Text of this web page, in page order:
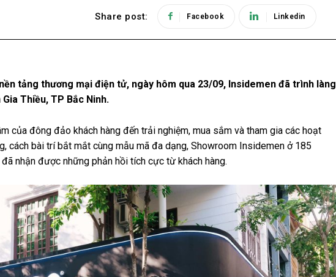
Share post: Facebook Linkedin
tảng thương mại điện tử, ngày hôm qua 23/09, Insidemen đã trình làng
Thiều, TP Bắc Ninh.
của đông đảo khách hàng đến trải nghiệm, mua sắm và tham gia các hoạt
cách bài trí bắt mắt cùng mẫu mã đa dạng, Showroom Insidemen ở 185
nhận được những phản hồi tích cực từ khách hàng.